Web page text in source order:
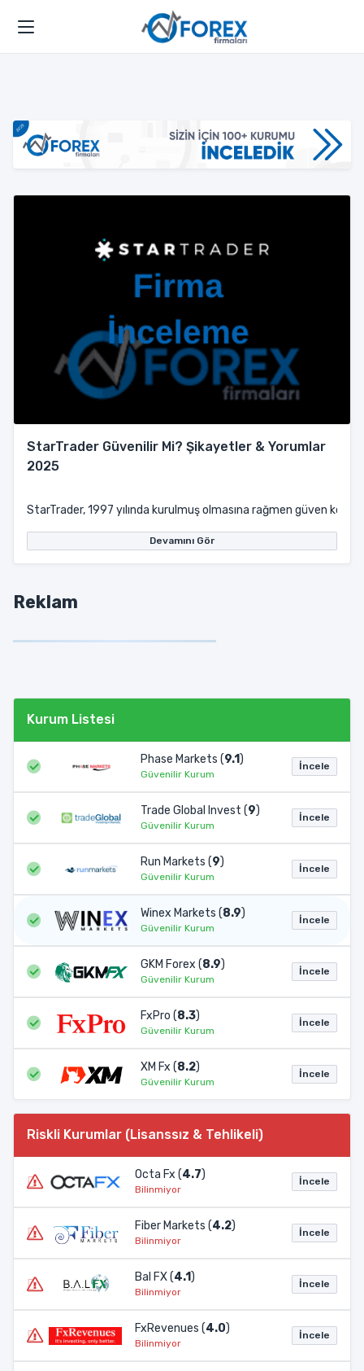
StarTrader Güvenilir Mi? Şikayetler & Yorumlar
2025
StarTrader, 1997 yılında kurulmuş olmasına rağmen güven
Devamını Gör
Reklam
Kurum Listesi
Phase Markets (9.1)
Güvenilir Kurum
İncele
Trade Global Invest (9)
Güvenilir Kurum
İncele
Run Markets (9)
Güvenilir Kurum
İncele
Winex Markets (8.9)
Güvenilir Kurum
İncele
GKM Forex (8.9)
Güvenilir Kurum
İncele
FxPro (8.3)
Güvenilir Kurum
İncele
XM Fx (8.2)
Güvenilir Kurum
İncele
Riskli Kurumlar (Lisanssız & Tehlikeli)
Octa Fx (4.7)
Bilinmiyor
İncele
Fiber Markets (4.2)
Bilinmiyor
İncele
Bal FX (4.1)
Bilinmiyor
İncele
FxRevenues (4.0)
Bilinmiyor
İncele